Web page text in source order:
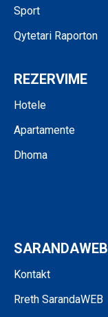
Sport
Qytetari Raporton
REZERVIME
Hotele
Apartamente
Dhoma
SARANDAWEB
Kontakt
Rreth SarandaWEB